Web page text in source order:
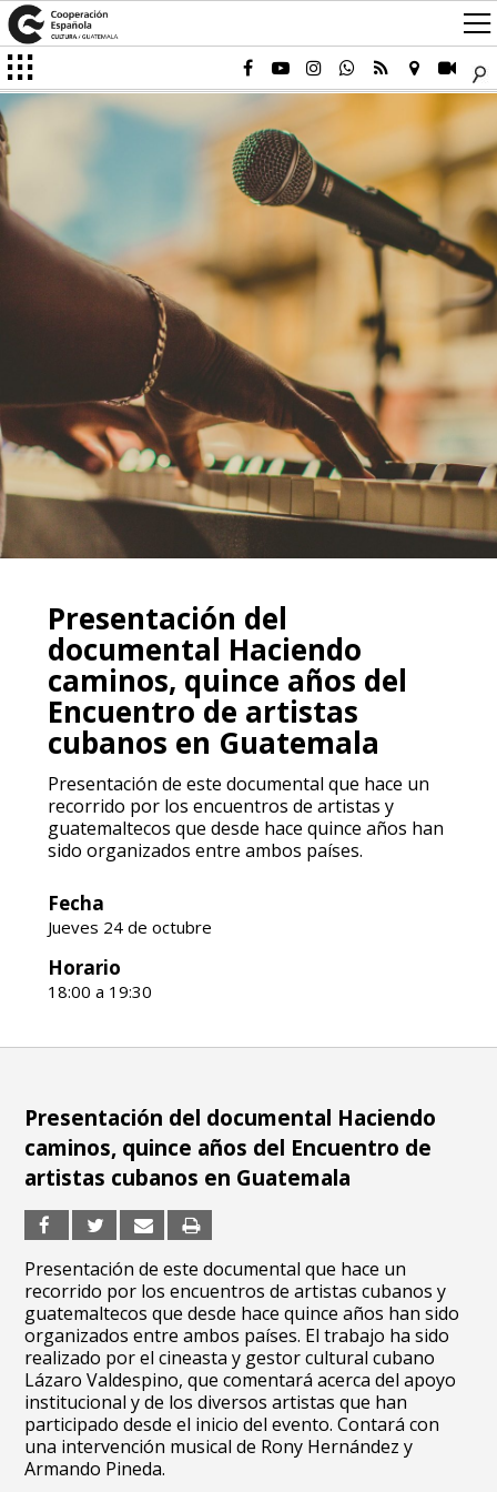
Presentación del
documental Haciendo
caminos, quince años del
Encuentro de artistas
cubanos en Guatemala
Presentación de este documental que hace un
recorrido por los encuentros de artistas y
guatemaltecos que desde hace quince años han
sido organizados entre ambos países.
Fecha
Jueves 24 de octubre
Horario
18:00 a 19:30
Presentación del documental Haciendo
caminos, quince años del Encuentro de
artistas cubanos en Guatemala
Presentación de este documental que hace un
recorrido por los encuentros de artistas cubanos y
guatemaltecos que desde hace quince años han sido
organizados entre ambos países. El trabajo ha sido
realizado por el cineasta y gestor cultural cubano
Lázaro Valdespino, que comentará acerca del apoyo
institucional y de los diversos artistas que han
participado desde el inicio del evento. Contará con
una intervención musical de Rony Hernández y
Armando Pineda.